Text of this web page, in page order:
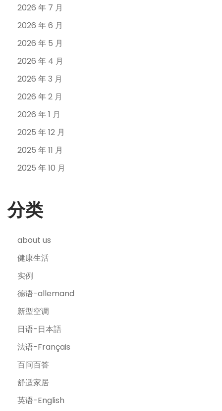
2026 年 7 月
2026 年 6 月
2026 年 5 月
2026 年 4 月
2026 年 3 月
2026 年 2 月
2026 年 1 月
2025 年 12 月
2025 年 11 月
2025 年 10 月
分类
about us
健康生活
实例
德语-allemand
新型空调
日语-日本語
法语-Français
百问百答
舒适家居
英语-English